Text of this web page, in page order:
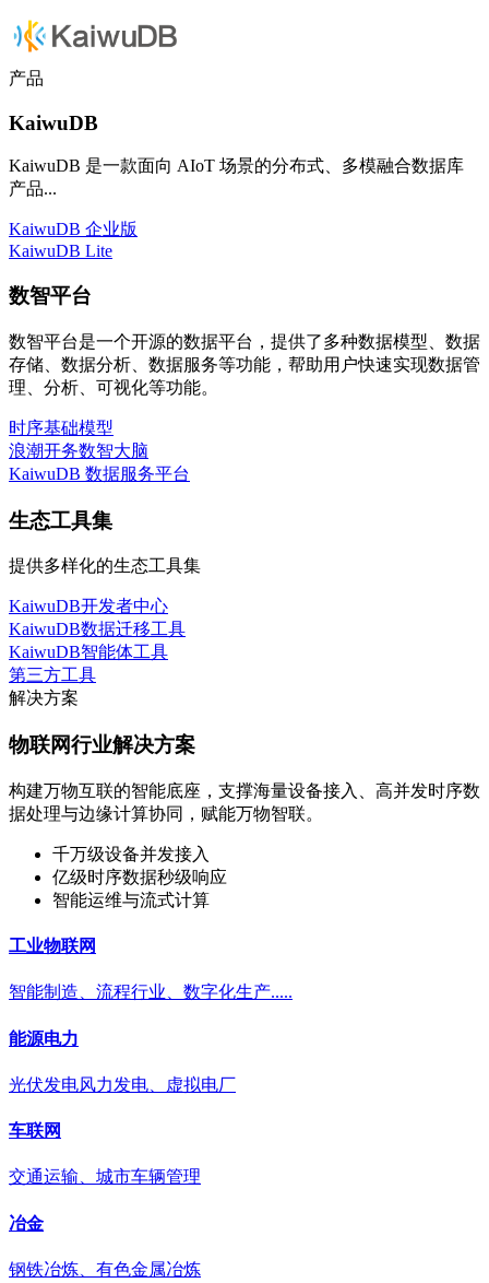
产品
KaiwuDB
KaiwuDB 是一款面向 AIoT 场景的分布式、多模融合数据库
产品...
KaiwuDB 企业版
KaiwuDB Lite
数智平台
数智平台是一个开源的数据平台，提供了多种数据模型、数据
存储、数据分析、数据服务等功能，帮助用户快速实现数据管
理、分析、可视化等功能。
时序基础模型
浪潮开务数智大脑
KaiwuDB 数据服务平台
生态工具集
提供多样化的生态工具集
KaiwuDB开发者中心
KaiwuDB数据迁移工具
KaiwuDB智能体工具
第三方工具
解决方案
物联网行业解决方案
构建万物互联的智能底座，支撑海量设备接入、高并发时序数
据处理与边缘计算协同，赋能万物智联。
千万级设备并发接入
亿级时序数据秒级响应
智能运维与流式计算
工业物联网
智能制造、流程行业、数字化生产.....
能源电力
光伏发电风力发电、虚拟电厂
车联网
交通运输、城市车辆管理
冶金
钢铁冶炼、有色金属冶炼